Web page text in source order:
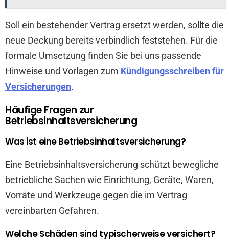
Soll ein bestehender Vertrag ersetzt werden, sollte die
neue Deckung bereits verbindlich feststehen. Für die
formale Umsetzung finden Sie bei uns passende
Hinweise und Vorlagen zum Kündigungsschreiben für
Versicherungen.
Häufige Fragen zur
Betriebsinhaltsversicherung
Was ist eine Betriebsinhaltsversicherung?
Eine Betriebsinhaltsversicherung schützt bewegliche
betriebliche Sachen wie Einrichtung, Geräte, Waren,
Vorräte und Werkzeuge gegen die im Vertrag
vereinbarten Gefahren.
Welche Schäden sind typischerweise versichert?